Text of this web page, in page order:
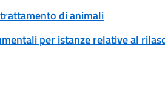
di animali
per istanze relative al